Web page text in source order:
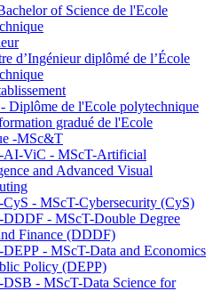
of Science de l'Ecole
d’Ingénieur diplômé de l’École
Diplôme de l'Ecole polytechnique
gradué de l'Ecole
-MSc&T
AI-ViC - MScT-Artificial
and Advanced Visual
- MScT-Cybersecurity (CyS)
DDDF - MScT-Double Degree
Finance (DDDF)
- MScT-Data and Economics
Policy (DEPP)
- MScT-Data Science for